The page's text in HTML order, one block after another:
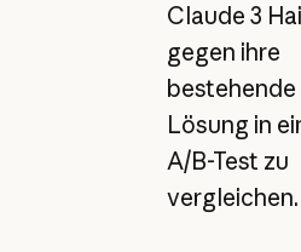
Claude 3
gegen ihre
bestehende
Lösung in
A/B-Test zu
vergleichen.